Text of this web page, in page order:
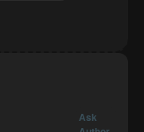
Ask